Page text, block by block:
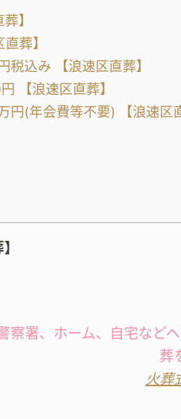
】
葬】
税込み 【浪速区直葬】
【浪速区直葬】
円(年会費等不要) 【浪速区
察署、ホーム、自宅など
葬
火葬